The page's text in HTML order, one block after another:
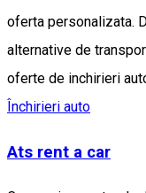
oferta personalizata.
alternative de
oferte de inchirieri
Închirieri auto
Ats rent a car